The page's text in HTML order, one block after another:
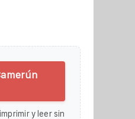
y leer sin